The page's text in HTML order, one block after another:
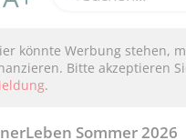
könnte Werbung stehen,
Bitte akzeptieren
.
Sommer 2026